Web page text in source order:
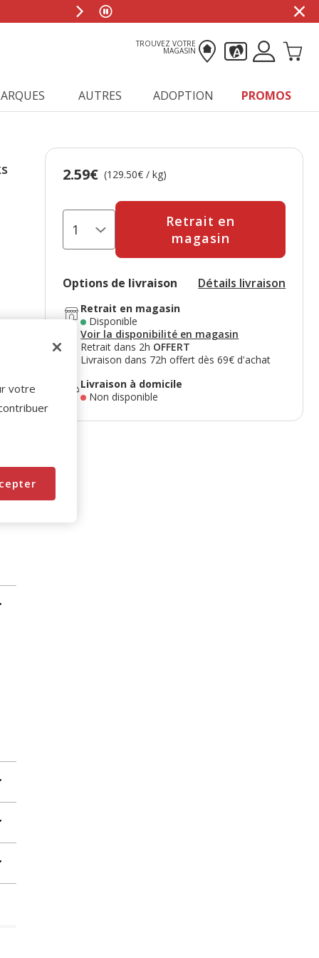
TROUVEZ VOTRE
MAGASIN
AUTRES ADOPTION PROMOS
Prix 2.59€, 129.50 EUR par kg
2.59€ (129.50€ / kg)
Retrait en
magasin
Options de livraison Détails livraison
Retrait en magasin
Disponible
Voir la disponibilité en magasin
Retrait dans 2h OFFERT
Livraison dans 72h offert dès 69€ d'achat
Livraison à domicile
Non disponible
votre